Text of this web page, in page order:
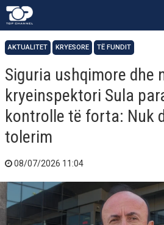
AKTUALITET KRYESORE TË FUNDIT
Siguria ushqimore dhe
kryeinspektori Sula
kontrolle të forta: Nuk
tolerim
08/07/2026 11:04